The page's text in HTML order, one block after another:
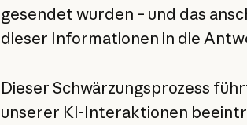
gesendet wurden – und das
dieser Informationen in die
Dieser Schwärzungsprozess
unserer KI-Interaktionen